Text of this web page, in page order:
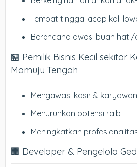
Tempat tinggal acap kali
Berencana awasi buah hati/
🏪 Pemilik Bisnis Kecil sekitar
Mamuju Tengah
Mengawasi kasir & karyawan
Menurunkan potensi raib
Meningkatkan profesionalitas
🏢 Developer & Pengelola